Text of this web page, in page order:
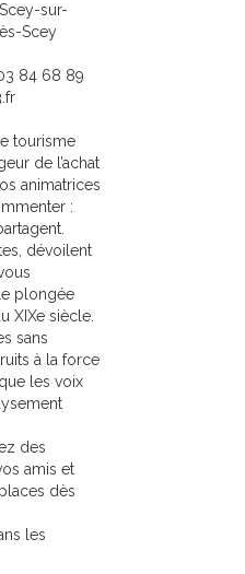
sur-
Scey
84 68 89
tourisme
de l’achat
animatrices
:
dévoilent
plongée
XIXe siècle.
sans
à la force
les voix
des
amis et
dès
les